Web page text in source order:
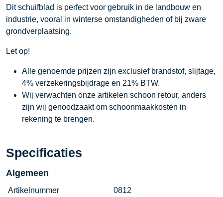
Dit schuifblad is perfect voor gebruik in de landbouw en
industrie, vooral in winterse omstandigheden of bij zware
grondverplaatsing.
Let op!
Alle genoemde prijzen zijn exclusief brandstof, slijtage,
4% verzekeringsbijdrage en 21% BTW.
Wij verwachten onze artikelen schoon retour, anders
zijn wij genoodzaakt om schoonmaakkosten in
rekening te brengen.
Specificaties
Algemeen
Artikelnummer 0812